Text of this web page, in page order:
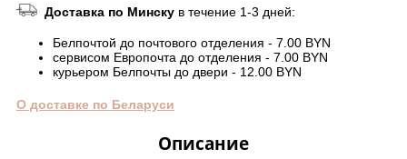
Доставка по Минску в течение 1-3 дней:
Белпочтой до почтового отделения - 7.00 BYN
сервисом Европочта до отделения - 7.00 BYN
курьером Белпочты до двери - 12.00 BYN
О доставке по Беларуси
Описание